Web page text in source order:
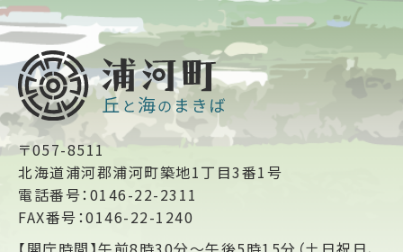
〒057-8511
北海道浦河郡浦河町築地1丁目3番1号
電話番号：0146-22-2311
FAX番号：0146-22-1240